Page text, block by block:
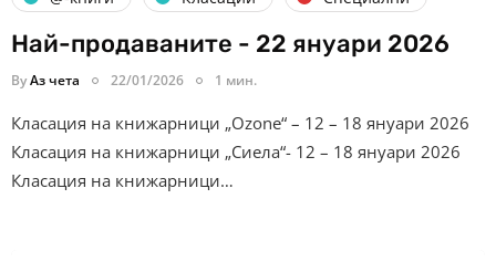
Най-продаваните - 22 януари 2026
ByАз чета 22/01/2026 1 мин.
Класация на книжарници „Ozone“ – 12 – 18 януари 2026
Класация на книжарници „Сиела“- 12 – 18 януари 2026
Класация на книжарници…